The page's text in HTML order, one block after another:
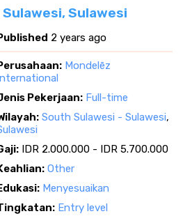
Sulawesi
2 years ago
Mondelēz
Pekerjaan: Full-time
South Sulawesi - Sulawesi,
IDR 2.000.000 - IDR 5.700.000
Other
Menyesuaikan
Entry level